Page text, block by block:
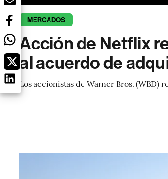
MERCADOS
Acción de Netflix
al acuerdo de
Los accionistas de Warner Bros. (WBD)